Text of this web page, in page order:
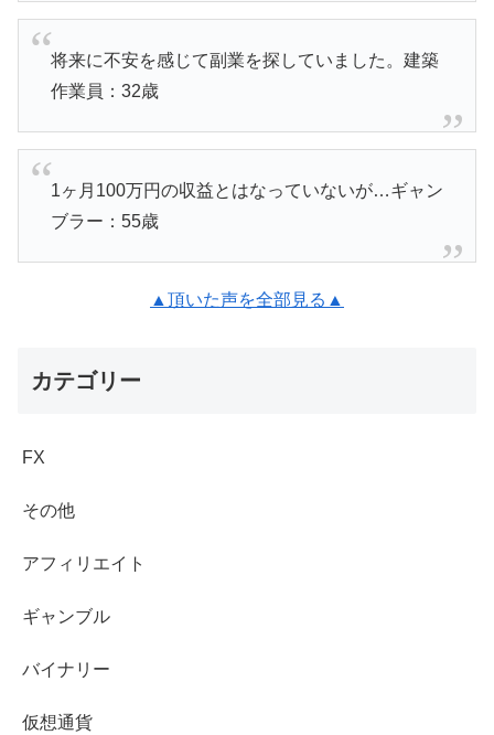
将来に不安を感じて副業を探していました。建築
作業員：32歳
1ヶ月100万円の収益とはなっていないが…ギャン
ブラー：55歳
▲頂いた声を全部見る▲
カテゴリー
FX
その他
アフィリエイト
ギャンブル
バイナリー
仮想通貨